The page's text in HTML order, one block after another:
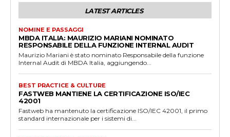
LATEST ARTICLES
NOMINE E PASSAGGI
MBDA ITALIA: MAURIZIO MARIANI NOMINATO
RESPONSABILE DELLA FUNZIONE INTERNAL AUDIT
Maurizio Mariani è stato nominato Responsabile della funzione
Internal Audit di MBDA Italia, aggiungendo...
BEST PRACTICE & CULTURE
FASTWEB MANTIENE LA CERTIFICAZIONE ISO/IEC
42001
Fastweb ha mantenuto la certificazione ISO/IEC 42001, il primo
standard internazionale per i sistemi di...